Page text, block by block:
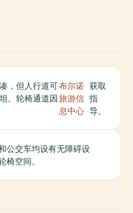
，但人行道可
。轮椅通道因
布尔诺
旅游信
息中心
获取
指
导。
公交车均设有无障碍设
椅空间。